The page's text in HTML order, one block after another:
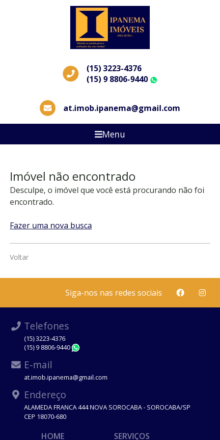
(15) 3223-4376
(15) 9 8806-9440
at.imob.ipanema@gmail.com
Menu
Imóvel não encontrado
Desculpe, o imóvel que você está procurando não foi
encontrado.
Fazer uma nova busca
Voltar
Siga-nos nas redes sociais
Telefones
(15) 3223-4376
(15) 9 8806-9440
E-mail
at.imob.ipanema@gmail.com
Endereço
ALAMEDA FRANCA 444 NOVA SOROCABA - SOROCABA/SP
CEP 18070-680
HOME SERVIÇOS